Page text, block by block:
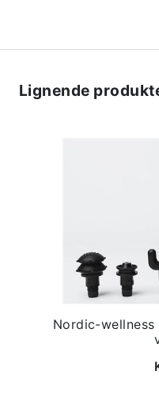
Lignende
Nordic-wellness